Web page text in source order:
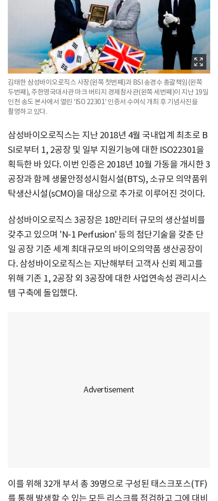
김태한 삼성바이오로직스 사장(왼쪽 첫번째)과 BSI 송경수 총괄책임(왼쪽
두번째), 주한영국대사관 마크 버티지 경제참사관(왼쪽 세번째)이 지난 19일
인천 송도 본사에서 열린 'ISO 22301' 인증서 수여식 개최 후 기념사진을
촬영하고 있다.
삼성바이오로직스는 지난 2018년 4월 국내업계 최초로 B
SI로부터 1, 2공장 및 일부 지원기능에 대한 ISO22301을
획득한 바 있다. 이번 인증은 2018년 10월 가동을 개시한 3
공장과 함께 생물안정성시험시설(BTS), 소규모 의약품위
탁생산시설(sCMO)을 대상으로 추가로 이루어진 것이다.
삼성바이오로직스 3공장은 18만리터 규모의 생산설비를
갖추고 있으며 'N-1 Perfusion' 등의 첨단기술을 갖춘 단
일 공장 기준 세계 최대규모의 바이오의약품 생산공장이
다. 삼성바이오로직스는 지난해부터 고객사 신뢰 제고를
위해 기존 1, 2공장 외 3공장에 대한 사업연속성 관리시스
템 구축에 돌입했다.
이를 위해 32개 부서 총 39명으로 구성된 태스크포스(TF)
를 통해 발생할 수 있는 모든 리스크를 점검하고 그에 대비